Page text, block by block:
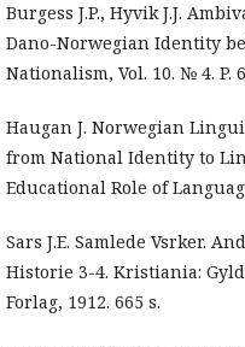
Burgess J.P., Hyvik J.J.
Dano-Norwegian Identity
Nationalism, Vol. 10. № 4. P.
Haugan J. Norwegian
from National Identity to
Educational Role of
Sars J.E. Samlede Vsrker.
Historie 3-4. Kristiania:
Forlag, 1912. 665 s.